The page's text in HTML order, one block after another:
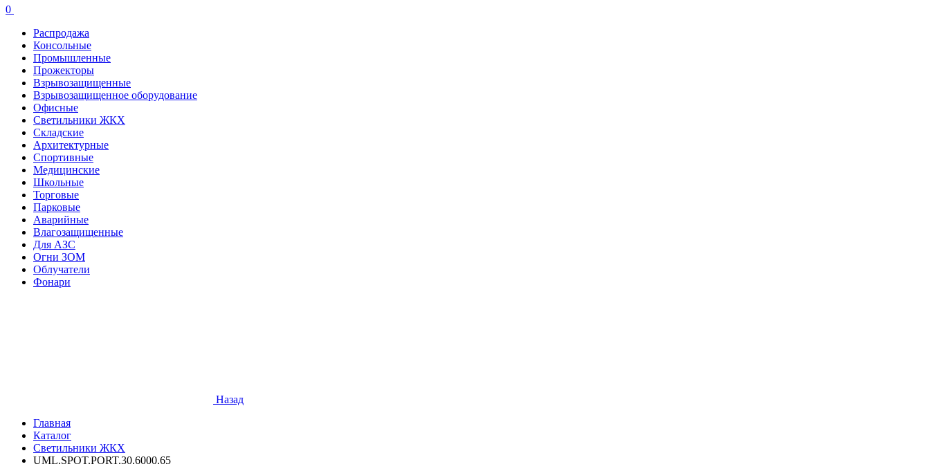
0
Распродажа
Консольные
Промышленные
Прожекторы
Взрывозащищенные
Взрывозащищенное оборудование
Офисные
Cветильники ЖКХ
Складские
Архитектурные
Спортивные
Медицинские
Школьные
Торговые
Парковые
Аварийные
Влагозащищенные
Для АЗС
Огни ЗОМ
Облучатели
Фонари
Назад
Главная
Каталог
Cветильники ЖКХ
UML.SPOT.PORT.30.6000.65